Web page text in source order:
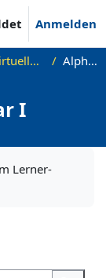
Anmelden
Virtuelles Glossar I Alphabetisch
I
Lerner-